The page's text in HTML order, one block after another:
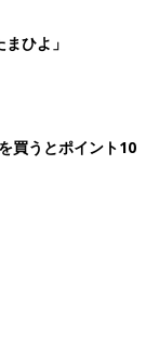
購入。この写真
くまさんの形を
う♪ とってもお
ライプ柄の
ひよ」
買うとポイント10